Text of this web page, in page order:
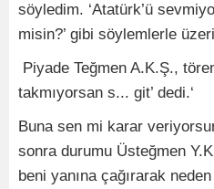
söyledim. ‘Atatürk’ü
misin?’ gibi söylemlerle
Piyade Teğmen A.K.Ş.,
takmıyorsan s... git’ dedi.‘
Buna sen mi karar
sonra durumu Üsteğmen
beni yanına çağırarak